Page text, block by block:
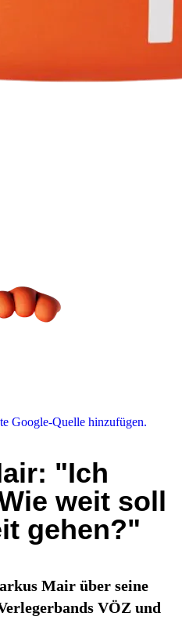
Google-Quelle hinzufügen.
"Ich
weit soll
gehen?"
Mair über seine
VÖZ und